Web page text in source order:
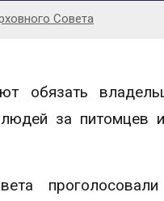
Совета
обязать
людей за питомцев